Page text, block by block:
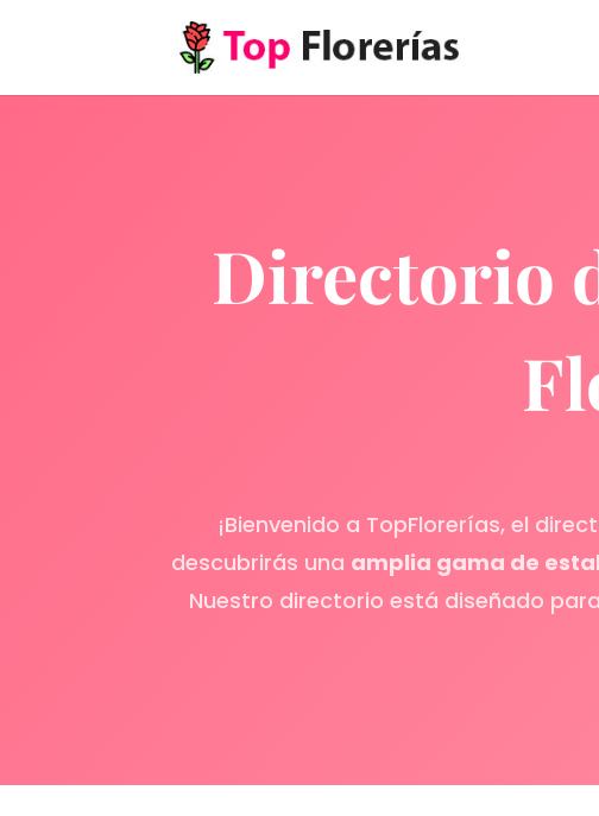
Directorio
¡Bienvenido a TopFlorerías, el
descubrirás una amplia gama de
Nuestro directorio está diseñado